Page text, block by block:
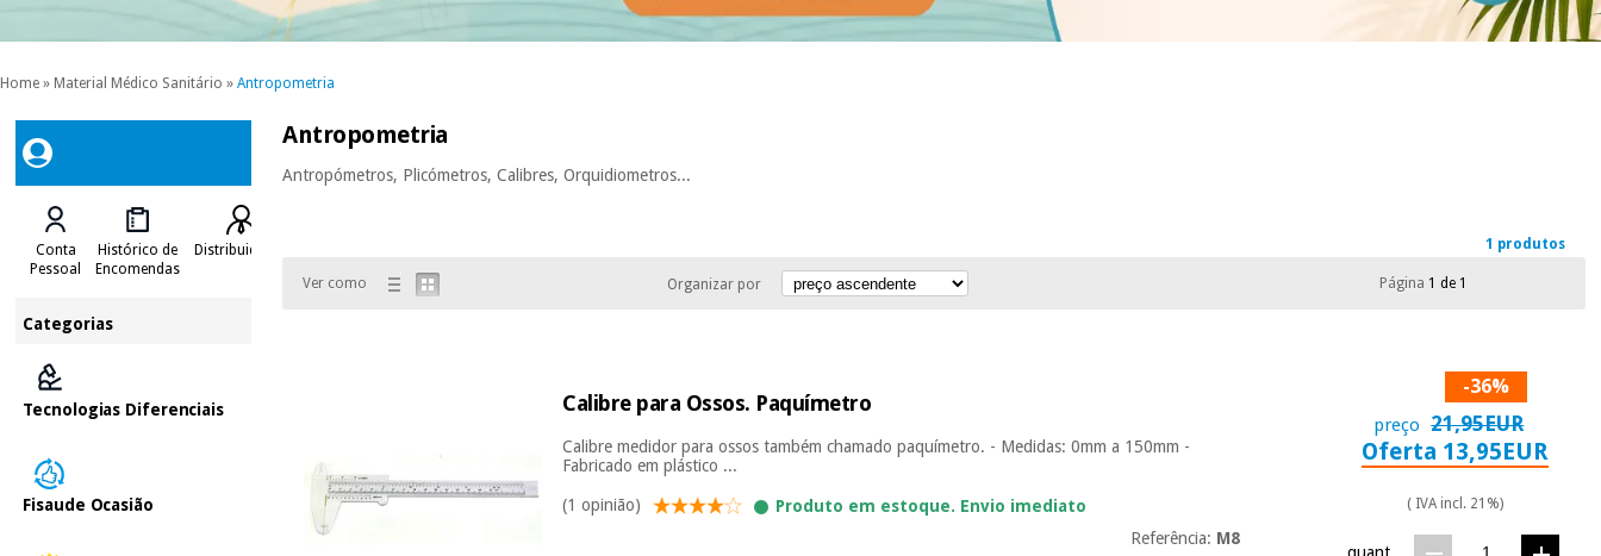
Home » Material Médico Sanitário » Antropometria
Conta
Pessoal
Histórico de
Encomendas
Distribuidores
Categorias
Tecnologias Diferenciais
Fisaude Ocasião
Antropometria
Antropómetros, Plicómetros, Calibres, Orquidiometros...
1 produtos
Ver como Organizar por Página 1 de 1
Calibre para Ossos. Paquímetro
Calibre medidor para ossos também chamado paquímetro. - Medidas: 0mm a 150mm -
Fabricado em plástico ...
(1 opinião)
Produto em estoque. Envio imediato
Referência: M8
-36%
preço 21,95EUR
Oferta 13,95EUR
( IVA incl. 21%)
quant.